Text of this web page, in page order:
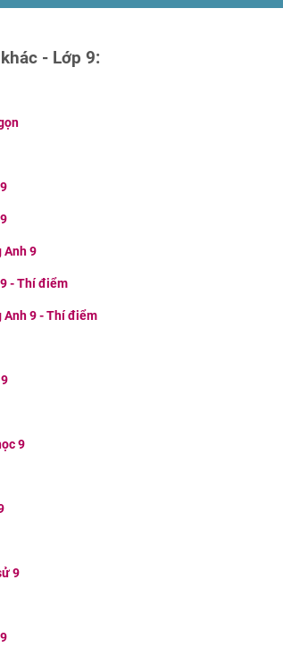
- Lớp 9:
Anh 9
- Thí điểm
9 - Thí điểm
9
9